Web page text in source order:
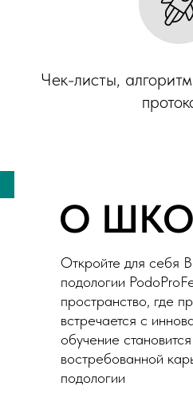
Чек-листы,
Откройте для себя
подологии
пространство, где
встречается с
обучение
востребованной
подологии
О